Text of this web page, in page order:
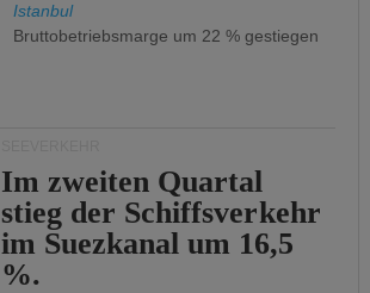
Istanbul
Bruttobetriebsmarge um 22 % gestiegen
Im zweiten Quartal
stieg der Schiffsverkehr
im Suezkanal um 16,5
%.